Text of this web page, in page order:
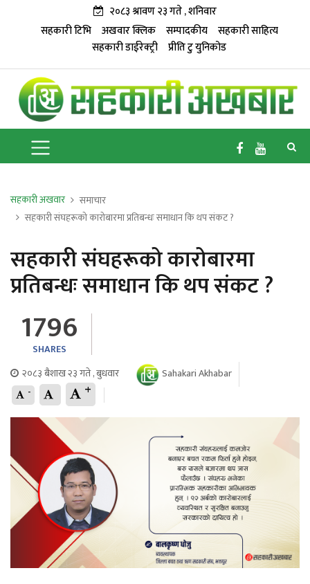
२०८३ श्रावण २३ गते , शनिवार
सहकारी टिभि
अखवार क्लिक सम्पादकीय
सहकारी साहित्य
सहकारी डाईरेक्ट्री प्रीति टु युनिकोड
सहकारी अखवार
समाचार
सहकारी संघहरूको कारोबारमा प्रतिबन्धः समाधान कि थप संकट ?
सहकारी संघहरूको कारोबारमा
प्रतिबन्धः समाधान कि थप संकट ?
1796
SHARES
२०८३ बैशाख २३ गते , बुधवार
Sahakari Akhabar
- +